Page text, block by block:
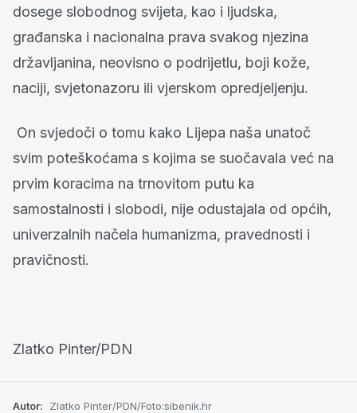
dosege slobodnog svijeta, kao i ljudska,
građanska i nacionalna prava svakog njezina
državljanina, neovisno o podrijetlu, boji kože,
naciji, svjetonazoru ili vjerskom opredjeljenju.
On svjedoči o tomu kako Lijepa naša unatoč
svim poteškoćama s kojima se suočavala već na
prvim koracima na trnovitom putu ka
samostalnosti i slobodi, nije odustajala od općih,
univerzalnih načela humanizma, pravednosti i
pravičnosti.
Zlatko Pinter/PDN
Autor: Zlatko Pinter/PDN/Foto:sibenik.hr